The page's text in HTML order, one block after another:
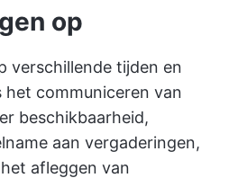
op
verschillende tijden en
het communiceren van
beschikbaarheid,
aan vergaderingen,
afleggen van